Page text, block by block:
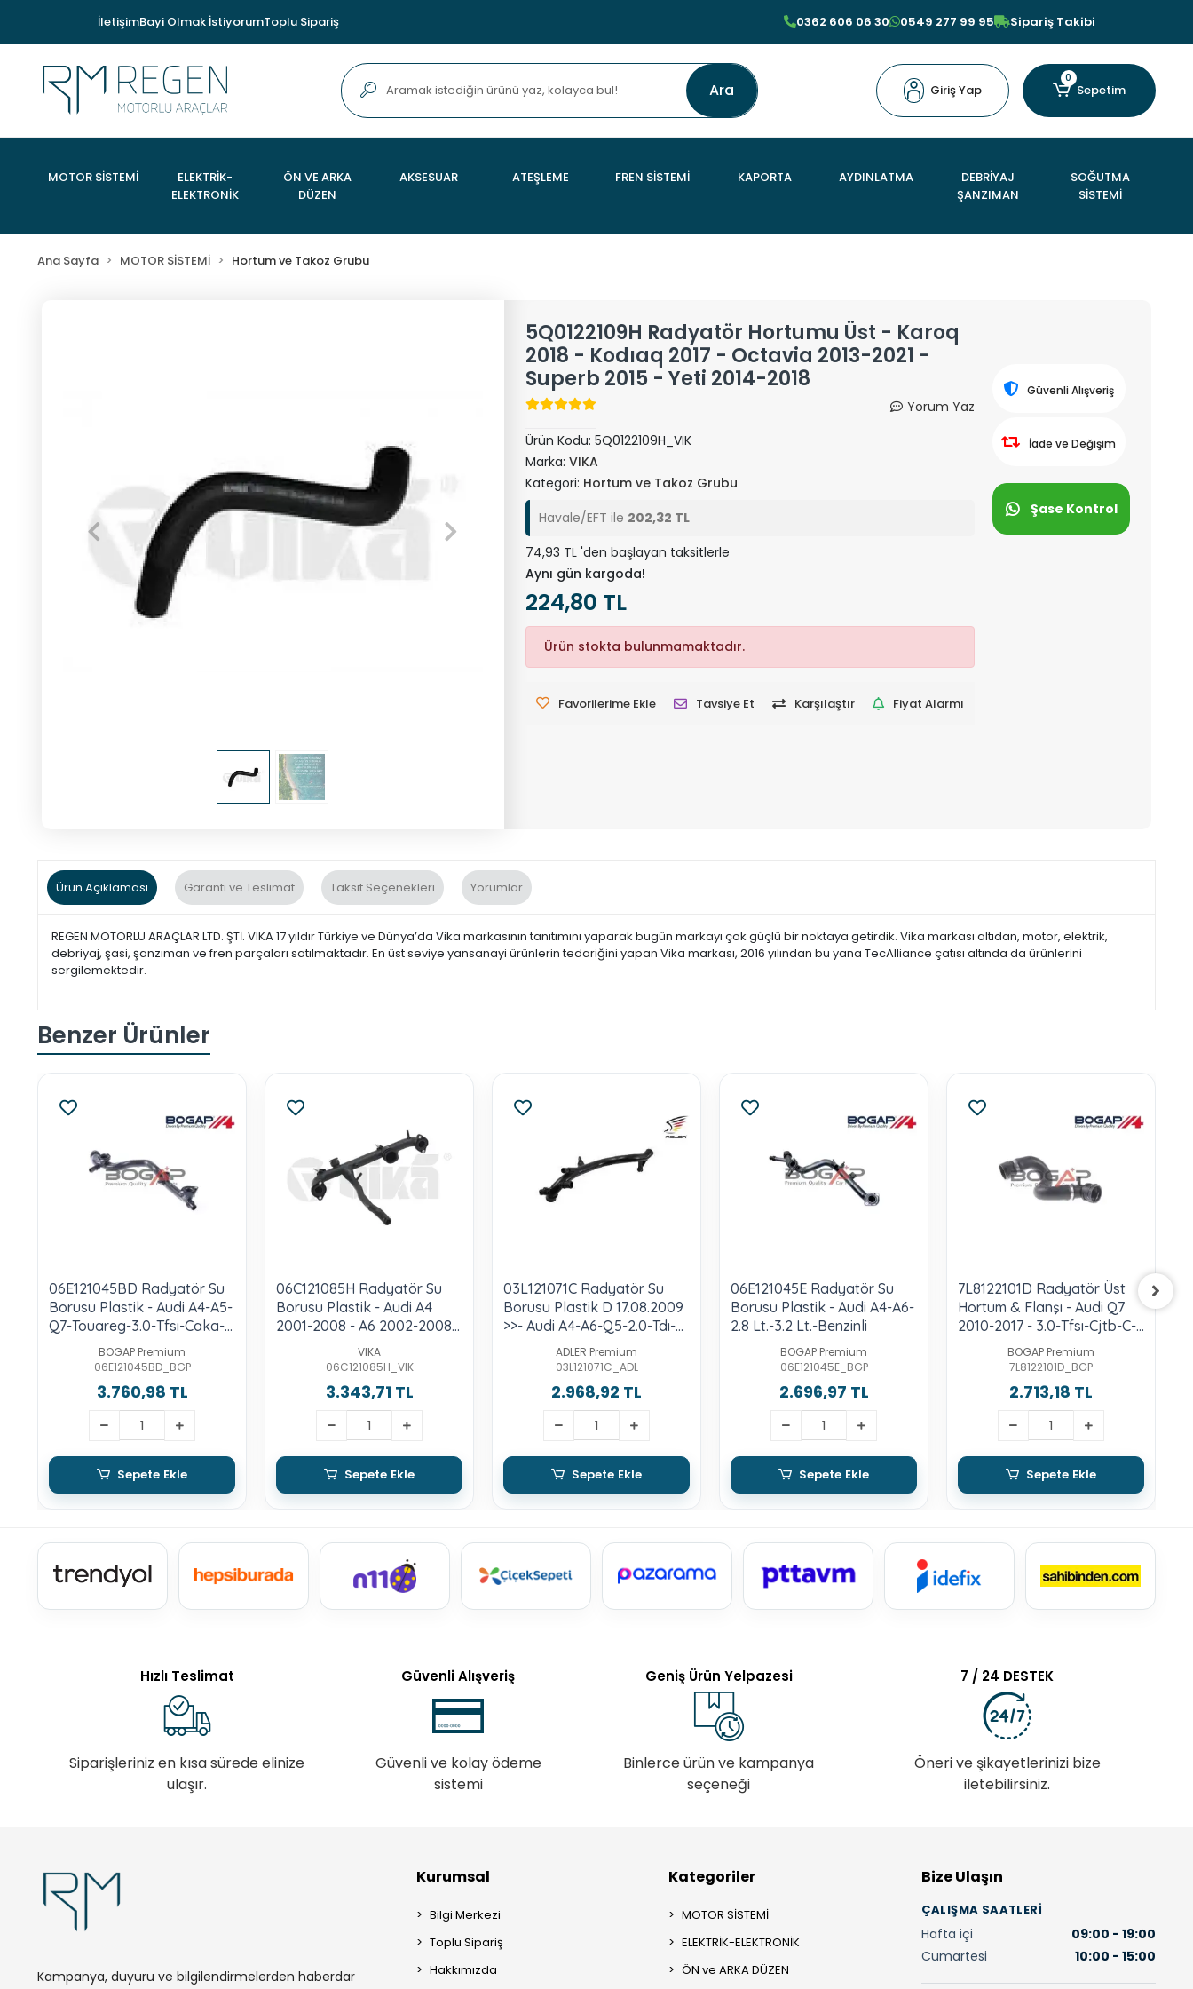
İletişimBayi Olmak İstiyorumToplu Sipariş 0362 606 06 30 0549 277 99 95 Sipariş Takibi
Ara Giriş Yap
0
Sepetim
MOTOR SİSTEMİ
ELEKTRİK-
ELEKTRONİK
ÖN VE ARKA
DÜZEN
AKSESUAR ATEŞLEME FREN SİSTEMİ KAPORTA AYDINLATMA
DEBRİYAJ
ŞANZIMAN
SOĞUTMA
SİSTEMİ
Ana Sayfa MOTOR SİSTEMİ Hortum ve Takoz Grubu
5Q0122109H Radyatör Hortumu Üst - Karoq
2018 - Kodıaq 2017 - Octavia 2013-2021 -
Superb 2015 - Yeti 2014-2018
Yorum Yaz
Ürün Kodu: 5Q0122109H_VIK
Marka: VIKA
Kategori: Hortum ve Takoz Grubu
Havale/EFT ile 202,32 TL
74,93 TL 'den başlayan taksitlerle
Aynı gün kargoda!
224,80 TL
Ürün stokta bulunmamaktadır.
Favorilerime Ekle Tavsiye Et Karşılaştır Fiyat Alarmı
Güvenli Alışveriş
İade ve Değişim
Şase Kontrol
Ürün Açıklaması Garanti ve Teslimat Taksit Seçenekleri Yorumlar
REGEN MOTORLU ARAÇLAR LTD. ŞTİ. VIKA 17 yıldır Türkiye ve Dünya’da Vika markasının tanıtımını yaparak bugün markayı çok güçlü bir noktaya getirdik. Vika markası altıdan, motor, elektrik,
debriyaj, şasi, şanzıman ve fren parçaları satılmaktadır. En üst seviye yansanayi ürünlerin tedariğini yapan Vika markası, 2016 yılından bu yana TecAlliance çatısı altında da ürünlerini
sergilemektedir.
Benzer Ürünler
06E121045BD Radyatör Su
Borusu Plastik - Audi A4-A5-
Q7-Touareg-3.0-Tfsı-Caka-
Ccba-Cgwc-Cgxc-Crec-
Ctub-Cjta-Ctda-Cjtb-Cjtc-
Cjwb-Cjwc-Cnaa-Ctwa
BOGAP Premium
06E121045BD_BGP
3.760,98 TL
Sepete Ekle
06C121085H Radyatör Su
Borusu Plastik - Audi A4
2001-2008 - A6 2002-2008 -
VIKA
06C121085H_VIK
3.343,71 TL
Sepete Ekle
03L121071C Radyatör Su
Borusu Plastik D 17.08.2009
>>- Audi A4-A6-Q5-2.0-Tdı-
Caha-Cahb-Caga-Cagb
ADLER Premium
03L121071C_ADL
2.968,92 TL
Sepete Ekle
06E121045E Radyatör Su
Borusu Plastik - Audi A4-A6-
2.8 Lt.-3.2 Lt.-Benzinli
BOGAP Premium
06E121045E_BGP
2.696,97 TL
Sepete Ekle
7L8122101D Radyatör Üst
Hortum & Flanşı - Audi Q7
2010-2017 - 3.0-Tfsı-Cjtb-C-
Cnaa-Cjwb-C-E-Ctwa-B
BOGAP Premium
7L8122101D_BGP
2.713,18 TL
Sepete Ekle
Hızlı Teslimat
Siparişleriniz en kısa sürede elinize
ulaşır.
Güvenli Alışveriş
Güvenli ve kolay ödeme
sistemi
Geniş Ürün Yelpazesi
Binlerce ürün ve kampanya
seçeneği
7 / 24 DESTEK
Öneri ve şikayetlerinizi bize
iletebilirsiniz.
Kampanya, duyuru ve bilgilendirmelerden haberdar
Kurumsal
Bilgi Merkezi
Toplu Sipariş
Hakkımızda
Kategoriler
MOTOR SİSTEMİ
ELEKTRİK-ELEKTRONİK
ÖN ve ARKA DÜZEN
Bize Ulaşın
ÇALIŞMA SAATLERI
Hafta içi
09:00 - 19:00
Cumartesi
10:00 - 15:00